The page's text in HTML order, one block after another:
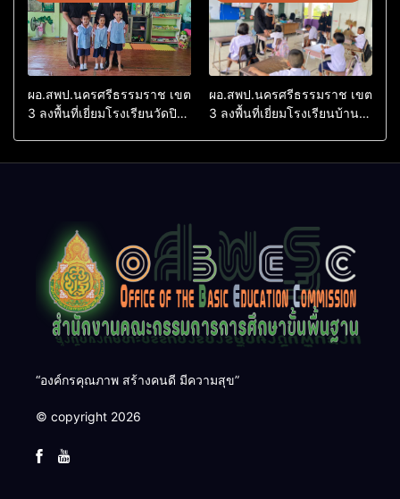
2569
ผอ.สพป.นครศรีธรรมราช เขต
3 ลงพื้นที่เยี่ยมโรงเรียนวัดปิยา
ผอ.สพป.นครศรีธรรมราช เขต
3 ลงพื้นที่เยี่ยมโรงเรียนบ้าน
“องค์กรคุณภาพ สร้างคนดี มีความสุข”
© copyright 2026